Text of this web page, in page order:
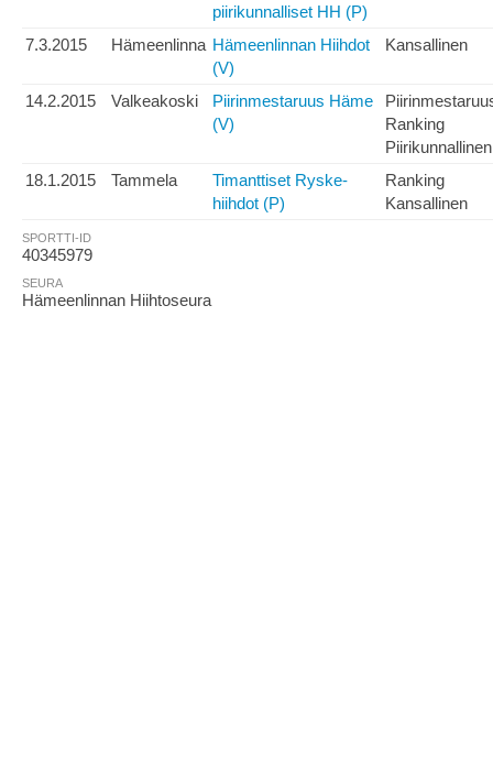
piirikunnalliset HH (P)
7.3.2015 Hämeenlinna Hämeenlinnan Hiihdot
(V)
Kansallinen
14.2.2015 Valkeakoski
Piirinmestaruus Häme
(V)
Ranking
Piirikunnallinen
18.1.2015
Tammela
Timanttiset Ryske-
hiihdot (P)
Ranking
Kansallinen
SPORTTI-ID
40345979
SEURA
Hämeenlinnan Hiihtoseura